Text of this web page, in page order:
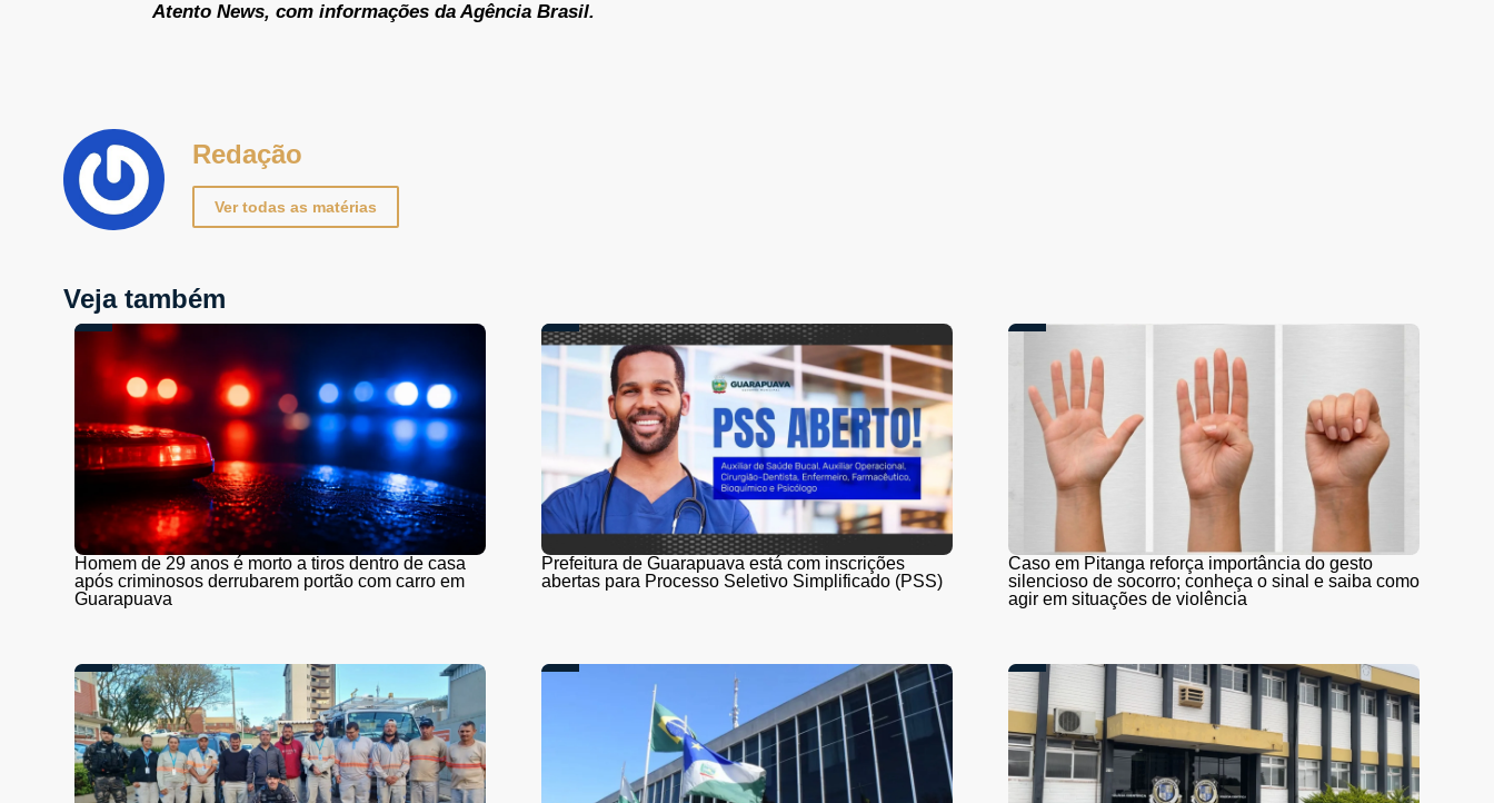
Atento News, com informações da Agência Brasil.
Redação
Ver todas as matérias
Veja também
Homem de 29 anos é morto a tiros dentro de casa
após criminosos derrubarem portão com carro em
Guarapuava
Prefeitura de Guarapuava está com inscrições
abertas para Processo Seletivo Simplificado (PSS)
Caso em Pitanga reforça importância do gesto
silencioso de socorro; conheça o sinal e saiba como
agir em situações de violência